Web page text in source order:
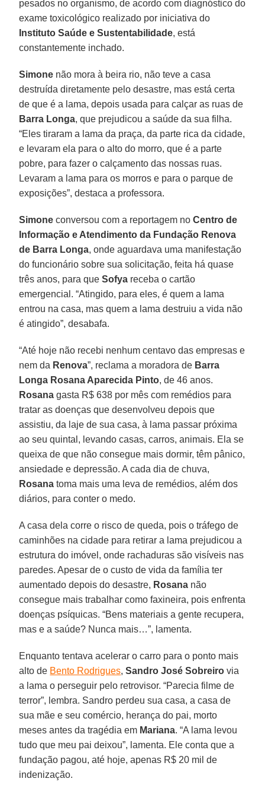
pesados no organismo, de acordo com diagnóstico do
exame toxicológico realizado por iniciativa do
Instituto Saúde e Sustentabilidade, está
constantemente inchado.
Simone não mora à beira rio, não teve a casa
destruída diretamente pelo desastre, mas está certa
de que é a lama, depois usada para calçar as ruas de
Barra Longa, que prejudicou a saúde da sua filha.
“Eles tiraram a lama da praça, da parte rica da cidade,
e levaram ela para o alto do morro, que é a parte
pobre, para fazer o calçamento das nossas ruas.
Levaram a lama para os morros e para o parque de
exposições”, destaca a professora.
Simone conversou com a reportagem no Centro de
Informação e Atendimento da Fundação Renova
de Barra Longa, onde aguardava uma manifestação
do funcionário sobre sua solicitação, feita há quase
três anos, para queSofya receba o cartão
emergencial. “Atingido, para eles, é quem a lama
entrou na casa, mas quem a lama destruiu a vida não
é atingido”, desabafa.
“Até hoje não recebi nenhum centavo das empresas e
nem da Renova”, reclama a moradora de Barra
Longa Rosana Aparecida Pinto, de 46 anos.
Rosana gasta R$ 638 por mês com remédios para
tratar as doenças que desenvolveu depois que
assistiu, da laje de sua casa, à lama passar próxima
ao seu quintal, levando casas, carros, animais. Ela se
queixa de que não consegue mais dormir, têm pânico,
ansiedade e depressão. A cada dia de chuva,
Rosana toma mais uma leva de remédios, além dos
diários, para conter o medo.
A casa dela corre o risco de queda, pois o tráfego de
caminhões na cidade para retirar a lama prejudicou a
estrutura do imóvel, onde rachaduras são visíveis nas
paredes. Apesar de o custo de vida da família ter
aumentado depois do desastre, Rosana não
consegue mais trabalhar como faxineira, pois enfrenta
doenças psíquicas. “Bens materiais a gente recupera,
mas e a saúde? Nunca mais…”, lamenta.
Enquanto tentava acelerar o carro para o ponto mais
alto de Bento Rodrigues,Sandro José Sobreiro via
a lama o perseguir pelo retrovisor. “Parecia filme de
terror”, lembra. Sandro perdeu sua casa, a casa de
sua mãe e seu comércio, herança do pai, morto
meses antes da tragédia em Mariana. “A lama levou
tudo que meu pai deixou”, lamenta. Ele conta que a
fundação pagou, até hoje, apenas R$ 20 mil de
indenização.